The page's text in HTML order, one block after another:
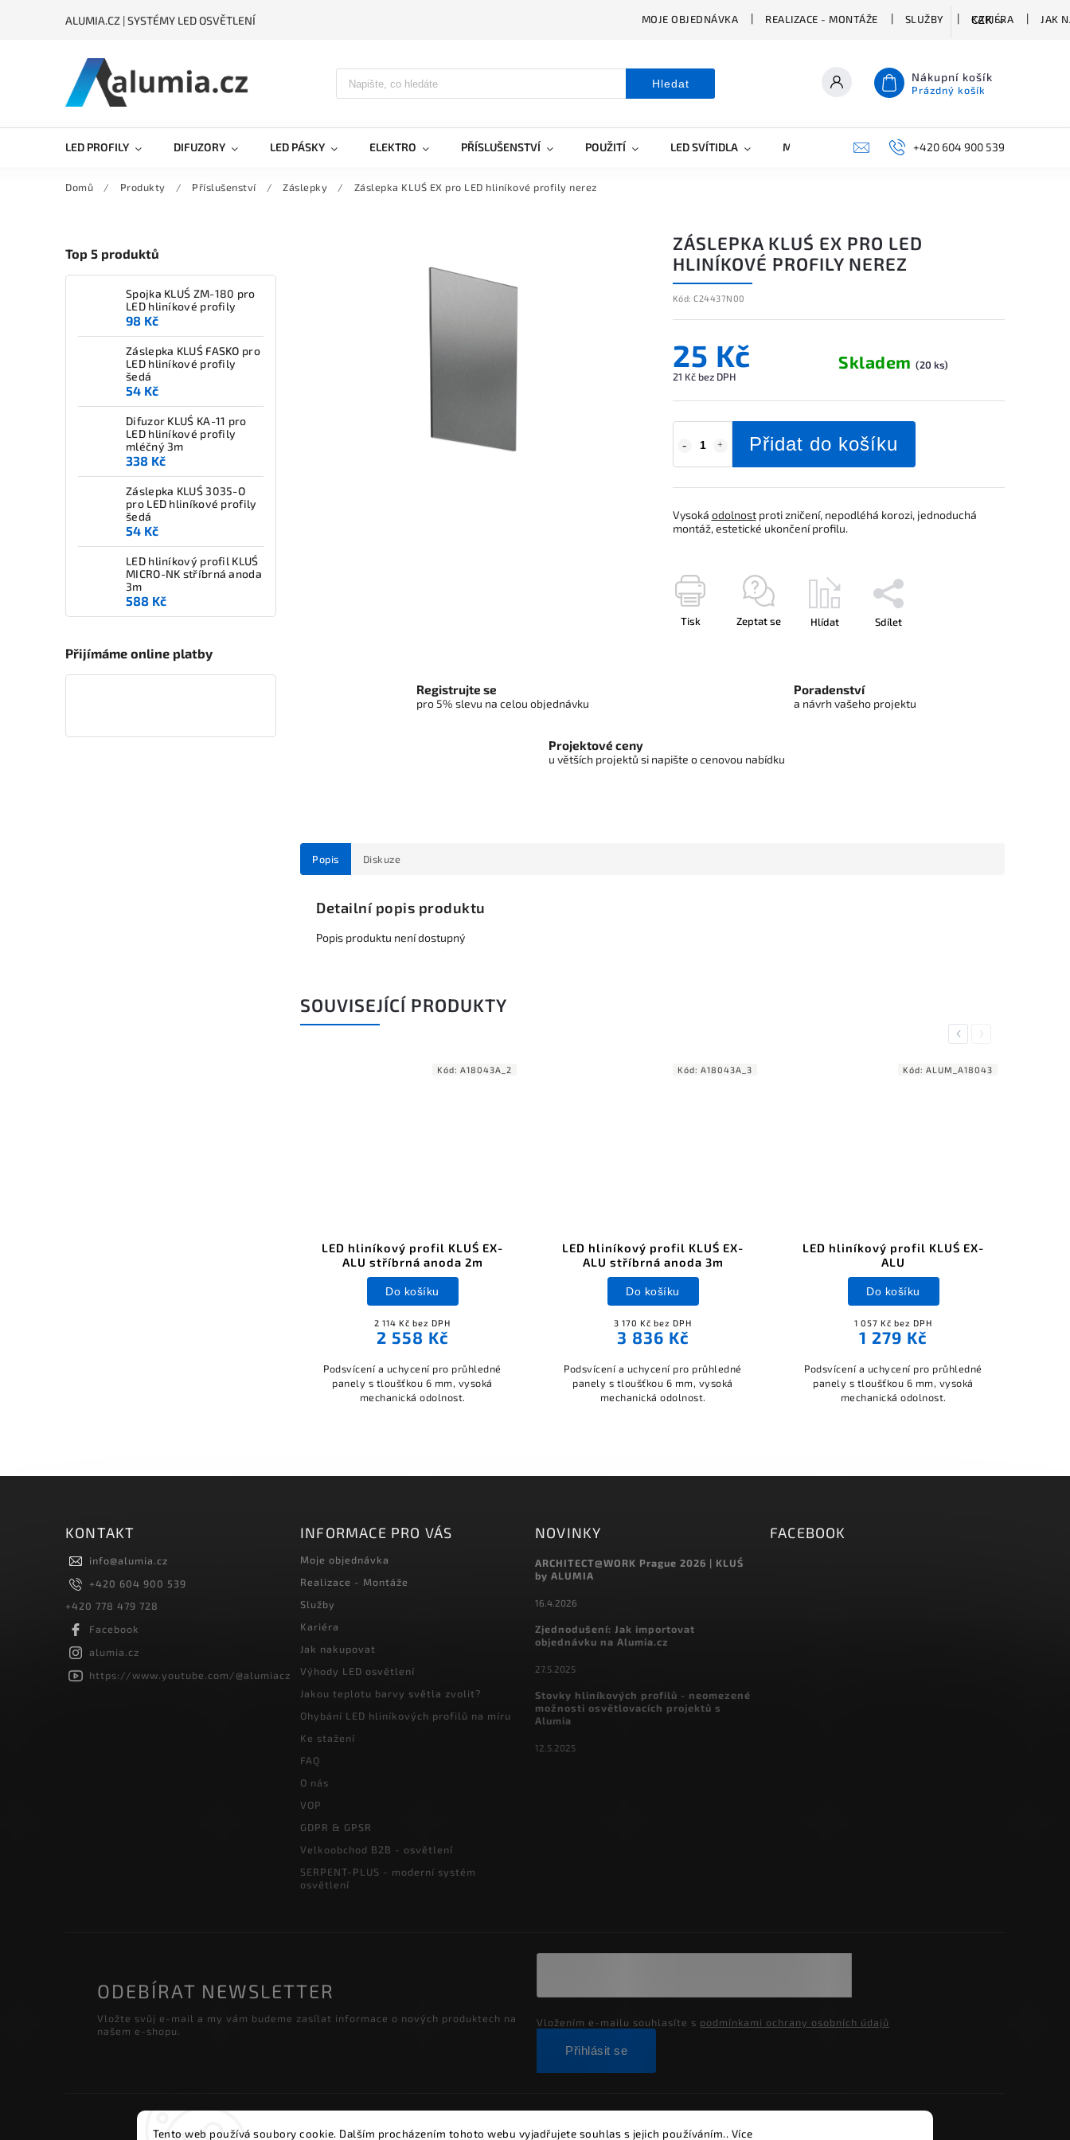
Tento web používá soubory cookie. Dalším procházením tohoto webu vyjadřujete souhlas s jejich používáním.. Více
ALUMIA.CZ | SYSTÉMY LED OSVĚTLENÍ MOJE OBJEDNÁVKA REALIZACE - MONTÁŽE SLUŽBY KARIÉRA JAK
CZK
Hledat Nákupní košík
Prázdný košík
LED PROFILY DIFUZORY LED PÁSKY ELEKTRO PŘÍSLUŠENSTVÍ POUŽITÍ LED SVÍTIDLA MARKETING KONTAKTY+420 604 900 539
Domů / Produkty / Příslušenství / Záslepky / Záslepka KLUŚ EX pro LED hliníkové profily nerez
Top 5 produktů
Spojka KLUŚ ZM-180 pro
LED hliníkové profily
98 Kč
Záslepka KLUŚ FASKO pro
LED hliníkové profily
šedá
54 Kč
Difuzor KLUŚ KA-11 pro
LED hliníkové profily
mléčný 3m
338 Kč
Záslepka KLUŚ 3035-O
pro LED hliníkové profily
šedá
54 Kč
LED hliníkový profil KLUŚ
MICRO-NK stříbrná anoda
3m
588 Kč
Přijímáme online platby
ZÁSLEPKA KLUŚ EX PRO LED
HLINÍKOVÉ PROFILY NEREZ
Kód: C24437N00
25 Kč
21 Kč bez DPH
Skladem(20 ks)
Přidat do košíku
Vysoká odolnostproti zničení, nepodléhá korozi, jednoduchá
montáž, estetické ukončení profilu.
Tisk Zeptat se Hlídat Sdílet
Registrujte se
pro 5% slevu na celou objednávku
Poradenství
a návrh vašeho projektu
Projektové ceny
u větších projektů si napište o cenovou nabídku
Popis Diskuze
Detailní popis produktu
Popis produktu není dostupný
SOUVISEJÍCÍ PRODUKTY
Previous
LED hliníkový profil KLUŚ EX-
ALU stříbrná anoda 2m
2 114 Kč bez DPH
2 558 Kč
Do košíku
Podsvícení a uchycení pro průhledné
panely s tloušťkou 6 mm, vysoká
mechanická odolnost.
Kód: A18043A_2
LED hliníkový profil KLUŚ EX-
ALU stříbrná anoda 3m
3 170 Kč bez DPH
3 836 Kč
Do košíku
Podsvícení a uchycení pro průhledné
panely s tloušťkou 6 mm, vysoká
mechanická odolnost.
Kód: A18043A_3
LED hliníkový profil KLUŚ EX-
ALU
1 057 Kč bez DPH
1 279 Kč
Do košíku
Podsvícení a uchycení pro průhledné
panely s tloušťkou 6 mm, vysoká
mechanická odolnost.
Kód: ALUM_A18043
Next
KONTAKT
info@alumia.cz
+420 604 900 539
+420 778 479 728
Facebook
alumia.cz
https://www.youtube.com/@alumiacz
INFORMACE PRO VÁS
Moje objednávka
Realizace - Montáže
Služby
Kariéra
Jak nakupovat
Výhody LED osvětlení
Jakou teplotu barvy světla zvolit?
Ohybání LED hliníkových profilů na míru
Ke stažení
FAQ
O nás
VOP
GDPR & GPSR
Velkoobchod B2B - osvětlení
SERPENT-PLUS - moderní systém
osvětlení
NOVINKY
ARCHITECT@WORK Prague 2026 | KLUŚ
by ALUMIA
16.4.2026
Zjednodušení: Jak importovat
objednávku na Alumia.cz
27.5.2025
Stovky hliníkových profilů - neomezené
možnosti osvětlovacích projektů s
Alumia
12.5.2025
FACEBOOK
ODEBÍRAT NEWSLETTER
Vložte svůj e-mail a my vám budeme zasílat informace o nových produktech na
našem e-shopu.
Vložením e-mailu souhlasíte s podmínkami ochrany osobních údajů
Přihlásit se